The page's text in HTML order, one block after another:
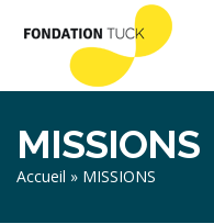
principal
MISSIONS
Fil
Accueil MISSIONS